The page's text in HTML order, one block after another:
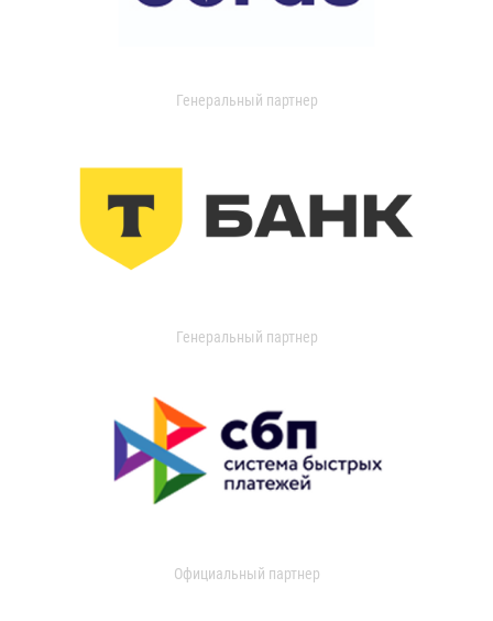
Генеральный партнер
Генеральный партнер
Официальный партнер